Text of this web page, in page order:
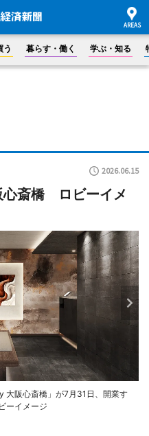
う 暮らす・働く 学ぶ・知る
2026.06.15
斎橋 ロビーイメ
大阪心斎橋」が7月31日、開業す
ーイメージ